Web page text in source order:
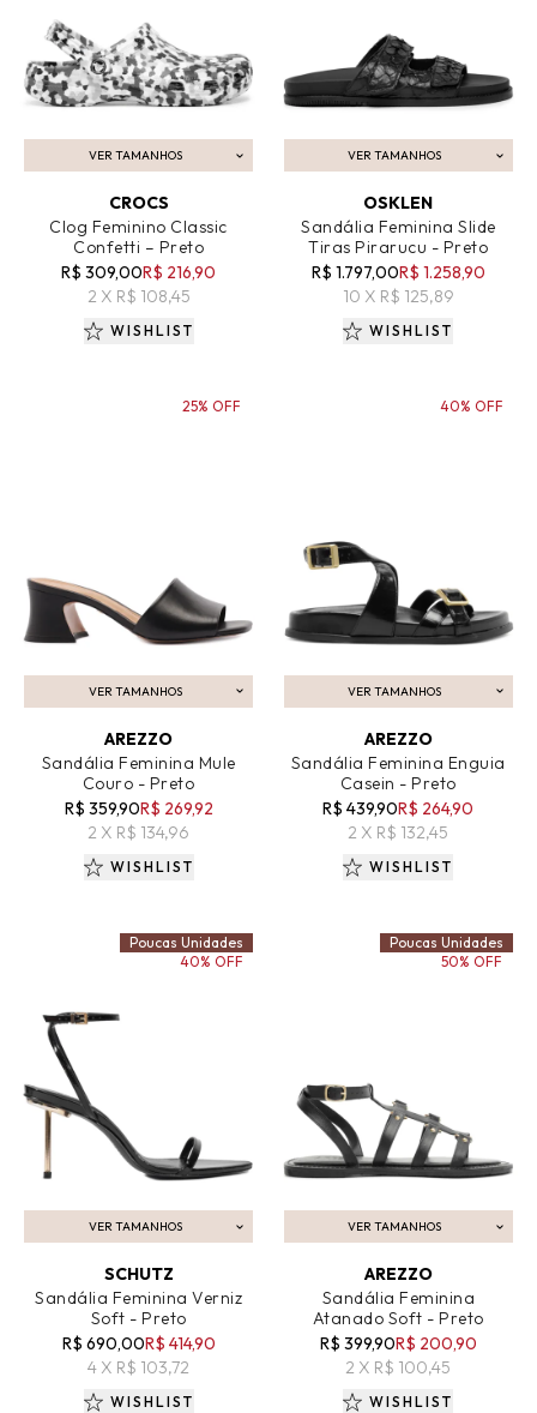
VER TAMANHOS
ADICIONAR AO CARRINHO
CROCS
Clog Feminino Classic
Confetti – Preto
R$ 309,00R$ 216,90
2 X R$ 108,45
WISHLIST
VER TAMANHOS
ADICIONAR AO CARRINHO
OSKLEN
Sandália Feminina Slide
Tiras Pirarucu - Preto
R$ 1.797,00R$ 1.258,90
10 X R$ 125,89
WISHLIST
VER TAMANHOS
ADICIONAR AO CARRINHO
AREZZO
Sandália Feminina Mule
Couro - Preto
R$ 359,90R$ 269,92
2 X R$ 134,96
25% OFF
WISHLIST
VER TAMANHOS
ADICIONAR AO CARRINHO
AREZZO
Sandália Feminina Enguia
Casein - Preto
R$ 439,90R$ 264,90
2 X R$ 132,45
40% OFF
WISHLIST
VER TAMANHOS
ADICIONAR AO CARRINHO
SCHUTZ
Sandália Feminina Verniz
Soft - Preto
R$ 690,00R$ 414,90
4 X R$ 103,72
Poucas Unidades
40% OFF
WISHLIST
VER TAMANHOS
ADICIONAR AO CARRINHO
AREZZO
Sandália Feminina
Atanado Soft - Preto
R$ 399,90R$ 200,90
2 X R$ 100,45
Poucas Unidades
50% OFF
WISHLIST